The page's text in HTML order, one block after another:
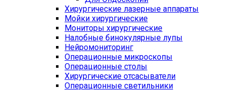
Хирургические лазерные аппараты
Мойки хирургические
Мониторы хирургические
Налобные бинокулярные лупы
Нейромониторинг
Операционные микроскопы
Операционные столы
Хирургические отсасыватели
Операционные светильники